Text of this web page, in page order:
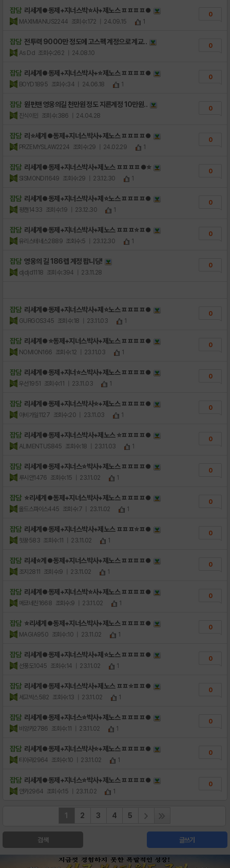
잡담 리세계⏺동제+지너스박⭐사+제노스 ㅍㅍㅍㅍ⏺
MAXIMIANUS2244 조회수:172 | 24.09.15 1
0
잡담 전투력 9000만 정도에 고스펙 계정으로 계교..
As Dd 조회수:262 | 24.08.10
0
잡담 리세계⏺동제+지너스박사+⭐제노스 ㅍㅍㅍㅍ⏺
BOYD1895 조회수:34 | 24.06.18 1
0
잡담 원펀맨 영웅의길 천만원 정도 지른계정 10만원..
진식이민 조회수:386 | 24.04.28
0
잡담 리⭐세계⏺동제+지너스박사+제노스 ㅍㅍㅍㅍ⏺
PRZEMYSLAW2224 조회수:29 | 24.02.29 1
0
잡담 리세계⏺동제+지너스박사+제노스 ㅍㅍㅍㅍ⏺⭐
SISMONDI1649 조회수:29 | 23.12.30 1
0
잡담 리세계⏺동제+지너스박사+제⭐노스 ㅍㅍㅍㅍ⏺
평캔1433 조회수:19 | 23.12.30 1
0
잡담 리세계⏺동제+지너스박사+제노스 ㅍㅍㅍ⭐ㅍ⏺
유리스테네스2889 조회수:5 | 23.12.30 1
0
잡담 영웅의 길 186렙 계정 팝니당!
djdjd1118 조회수:394 | 23.11.28
0
잡담 리세계⏺동제+지너스박사+제⭐노스 ㅍㅍㅍㅍ⏺
GURGOS345 조회수:18 | 23.11.03 1
0
잡담 리세계⏺⭐동제+지너스박사+제노스 ㅍㅍㅍㅍ⏺
NOMION166 조회수:12 | 23.11.03 1
0
잡담 리세계⏺동제+지너⭐스박사+제노스 ㅍㅍㅍㅍ⏺
우선1951 조회수:11 | 23.11.03 1
0
잡담 리세계⏺동제+지너스박사⭐+제노스 ㅍㅍㅍㅍ⏺
아비가일1127 조회수:20 | 23.11.03 1
0
잡담 리세계⏺동제+지너스박사+제노스 ⭐ㅍㅍㅍㅍ⏺
ALIMENTUS845 조회수:18 | 23.11.03 1
0
잡담 리세계⏺동제+지너스⭐박사+제노스 ㅍㅍㅍㅍ⏺
루시안1476 조회수:15 | 23.11.02 1
0
잡담 ⭐리세계⏺동제+지너스박사+제노스 ㅍㅍㅍㅍ⏺
올드스파이스445 조회수:7 | 23.11.02 1
0
잡담 리세계⏺동제+지너스박사+제노스 ㅍㅍㅍ⭐ㅍ⏺
힛꿍583 조회수:11 | 23.11.02 1
0
잡담 리세⭐계⏺동제+지너스박사+제노스 ㅍㅍㅍㅍ⏺
조지2811 조회수:9 | 23.11.02 1
0
잡담 리세계⏺동제+지너스박⭐사+제노스 ㅍㅍㅍㅍ⏺
메코네친1668 조회수:9 | 23.11.02 1
0
잡담 ⭐리세계⏺동제+지너스박사+제노스 ㅍㅍㅍㅍ⏺
MAGIA950 조회수:10 | 23.11.02 1
0
잡담 리세계⏺동제+지너스박사+제⭐노스 ㅍㅍㅍㅍ⏺
선풍도1045 조회수:14 | 23.11.02 1
0
잡담 리세계⏺동제+지너스박사+제노스 ㅍㅍ⭐ㅍㅍ⏺
세고박스582 조회수:13 | 23.11.02 1
0
잡담 리세계⏺동제+지너스⭐박사+제노스 ㅍㅍㅍㅍ⏺
비앙카2786 조회수:11 | 23.11.02 1
0
잡담 리세계⏺동제+지너스박사⭐+제노스 ㅍㅍㅍㅍ⏺
티아라2964 조회수:10 | 23.11.02 1
0
잡담 리세계⏺동제+지너스⭐박사+제노스 ㅍㅍㅍㅍ⏺
얀카2964 조회수:15 | 23.11.02 1
0
1 2 3 4 5
검색 글쓰기